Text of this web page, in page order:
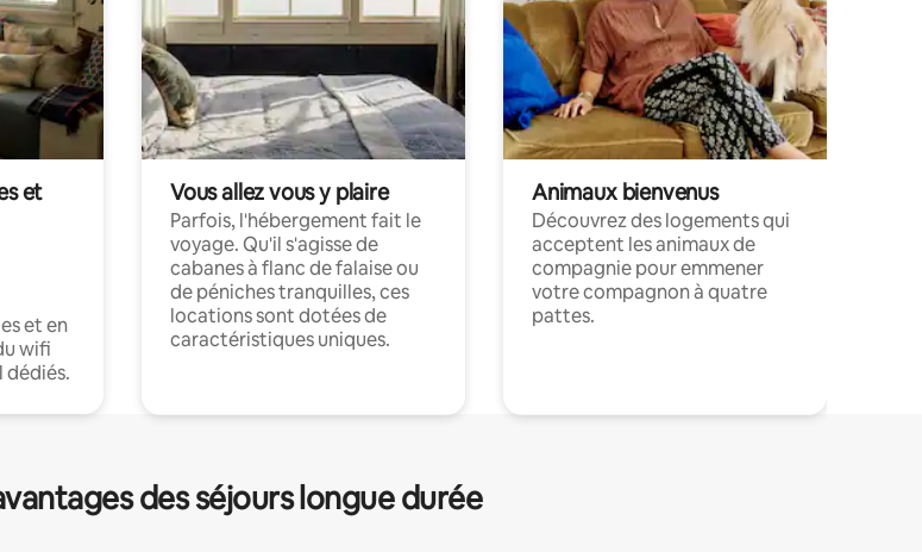
et
et en
wifi
dédiés.
Vous allez vous y plaire
Parfois, l'hébergement fait le
voyage. Qu'il s'agisse de
cabanes à flanc de falaise ou
de péniches tranquilles, ces
locations sont dotées de
caractéristiques uniques.
Animaux bienvenus
Découvrez des logements qui
acceptent les animaux de
compagnie pour emmener
votre compagnon à quatre
pattes.
des séjours longue durée